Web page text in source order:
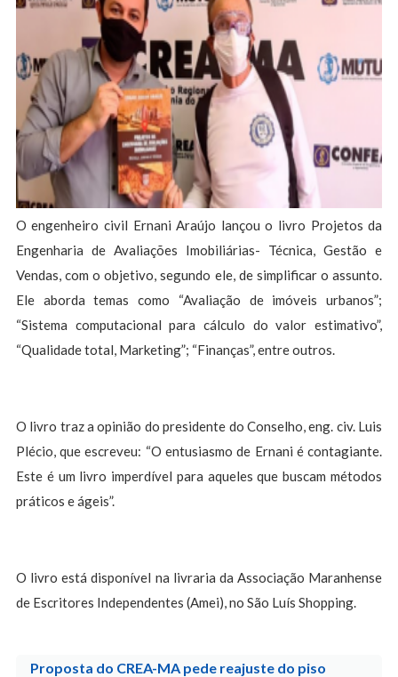
O engenheiro civil Ernani Araújo lançou o livro Projetos da
Engenharia de Avaliações Imobiliárias- Técnica, Gestão e
Vendas, com o objetivo, segundo ele, de simplificar o assunto.
Ele aborda temas como “Avaliação de imóveis urbanos”;
“Sistema computacional para cálculo do valor estimativo”,
“Qualidade total, Marketing”; “Finanças”, entre outros.
O livro traz a opinião do presidente do Conselho, eng. civ. Luis
Plécio, que escreveu: “O entusiasmo de Ernani é contagiante.
Este é um livro imperdível para aqueles que buscam métodos
práticos e ágeis”.
O livro está disponível na livraria da Associação Maranhense
de Escritores Independentes (Amei), no São Luís Shopping.
Proposta do CREA-MA pede reajuste do piso